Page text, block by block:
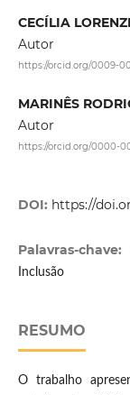
CECÍLIA
Autor
https://orcid.org/0009-
MARINÊS
Autor
https://orcid.org/0000-
DOI: https://
Palavras-chave:
Inclusão
RESUMO
O trabalho